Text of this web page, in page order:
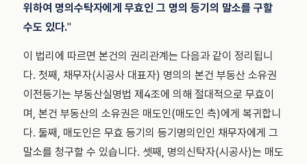
위하여 명의수탁자에게 무효인 그 명의 등기의 말소를 구할
수도 있다."
이 법리에 따르면 본건의 권리관계는 다음과 같이 정리됩니
다. 첫째, 채무자(시공사 대표자) 명의의 본건 부동산 소유권
이전등기는 부동산실명법 제4조에 의해 절대적으로 무효이
며, 본건 부동산의 소유권은 매도인(매도인 측)에게 복귀합니
다. 둘째, 매도인은 무효 등기의 등기명의인인 채무자에게 그
말소를 청구할 수 있습니다. 셋째, 명의신탁자(시공사)는 매도